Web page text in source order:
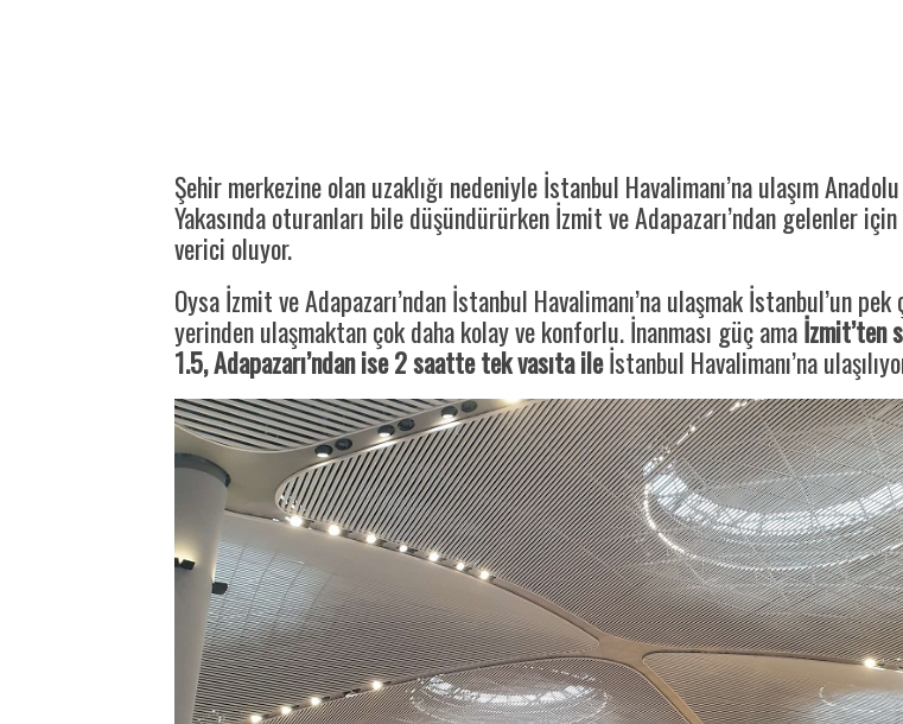
Şehir merkezine olan uzaklığı nedeniyle İstanbul Havalimanı’na ulaşım Anadolu
Yakasında oturanları bile düşündürürken İzmit ve Adapazarı’ndan gelenler
verici oluyor.
Oysa İzmit ve Adapazarı’ndan İstanbul Havalimanı’na ulaşmak İstanbul’un pek
yerinden ulaşmaktan çok daha kolay ve konforlu. İnanması güç amaİzmit’ten
1.5, Adapazarı’ndan ise 2 saatte tek vasıta ileİstanbul Havalimanı’na